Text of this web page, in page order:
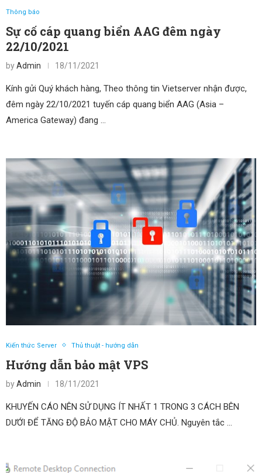
Thông báo
Sự cố cáp quang biển AAG đêm ngày
22/10/2021
byAdmin 18/11/2021
Kính gửi Quý khách hàng, Theo thông tin Vietserver nhận được,
đêm ngày 22/10/2021 tuyến cáp quang biển AAG (Asia –
America Gateway) đang …
Kiến thức Server Thủ thuật - hướng dẫn
Hướng dẫn bảo mật VPS
byAdmin 18/11/2021
KHUYẾN CÁO NÊN SỬ DỤNG ÍT NHẤT 1 TRONG 3 CÁCH BÊN
DƯỚI ĐỂ TĂNG ĐỘ BẢO MẬT CHO MÁY CHỦ. Nguyên tắc …